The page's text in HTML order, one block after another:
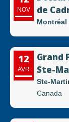
NOV
de
Montréal
12
AVR
Grand
Ste-
Ste-
Canada